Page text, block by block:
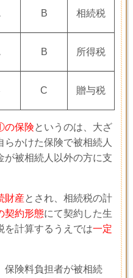
B 相続税
B 所得税
C 贈与税
の保険というのは、大ざ
らかけた保険で被相続人
が被相続人以外の方に支
財産とされ、相続税の計
契約形態にて契約した生
を計算するうえでは一定
保険料負担者が被相続